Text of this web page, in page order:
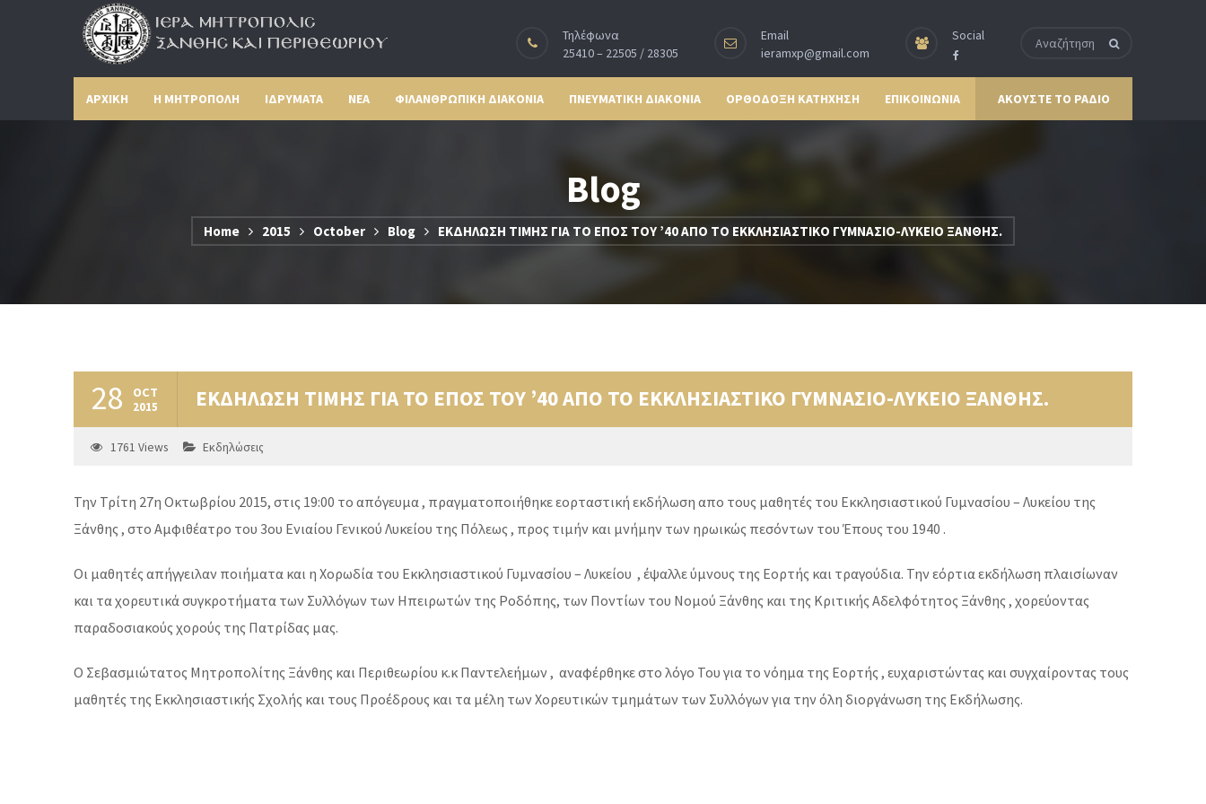
Τηλέφωνα
25410 – 22505 / 28305
Email
ieramxp@gmail.com
Social
ΑΡΧΙΚΗ Η ΜΗΤΡΟΠΟΛΗ ΙΔΡΥΜΑΤΑ ΝΕΑ ΦΙΛΑΝΘΡΩΠΙΚΗ ΔΙΑΚΟΝΙΑ ΠΝΕΥΜΑΤΙΚΗ ΔΙΑΚΟΝΙΑ ΟΡΘΟΔΟΞΗ ΚΑΤΗΧΗΣΗ ΕΠΙΚΟΙΝΩΝΙΑ ΑΚΟΥΣΤΕ ΤΟ ΡΑΔΙΟ
Blog
Home 2015 October Blog ΕΚΔΗΛΩΣΗ ΤΙΜΗΣ ΓΙΑ ΤΟ ΕΠΟΣ ΤΟΥ ’40 ΑΠΟ ΤΟ ΕΚΚΛΗΣΙΑΣΤΙΚΟ ΓΥΜΝΑΣΙΟ-ΛΥΚΕΙΟ ΞΑΝΘΗΣ.
28 OCT
2015 ΕΚΔΗΛΩΣΗ ΤΙΜΗΣ ΓΙΑ ΤΟ ΕΠΟΣ ΤΟΥ ’40 ΑΠΟ ΤΟ ΕΚΚΛΗΣΙΑΣΤΙΚΟ ΓΥΜΝΑΣΙΟ-ΛΥΚΕΙΟ ΞΑΝΘΗΣ.
1761 Views Εκδηλώσεις
Την Τρίτη 27η Οκτωβρίου 2015, στις 19:00 το απόγευμα , πραγματοποιήθηκε εορταστική εκδήλωση απο τους μαθητές του Εκκλησιαστικού Γυμνασίου – Λυκείου της
Ξάνθης , στο Αμφιθέατρο του 3ου Ενιαίου Γενικού Λυκείου της Πόλεως , προς τιμήν και μνήμην των ηρωικώς πεσόντων του Έπους του 1940 .
Οι μαθητές απήγγειλαν ποιήματα και η Χορωδία του Εκκλησιαστικού Γυμνασίου – Λυκείου , έψαλλε ύμνους της Εορτής και τραγούδια. Την εόρτια εκδήλωση πλαισίωναν
και τα χορευτικά συγκροτήματα των Συλλόγων των Ηπειρωτών της Ροδόπης, των Ποντίων του Νομού Ξάνθης και της Κριτικής Αδελφότητος Ξάνθης , χορεύοντας
παραδοσιακούς χορούς της Πατρίδας μας.
Ο Σεβασμιώτατος Μητροπολίτης Ξάνθης και Περιθεωρίου κ.κ Παντελεήμων , αναφέρθηκε στο λόγο Του για το νόημα της Εορτής , ευχαριστώντας και συγχαίροντας τους
μαθητές της Εκκλησιαστικής Σχολής και τους Προέδρους και τα μέλη των Χορευτικών τμημάτων των Συλλόγων για την όλη διοργάνωση της Εκδήλωσης.